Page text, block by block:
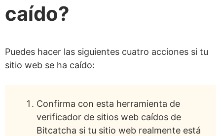
caído?
Puedes hacer las siguientes cuatro acciones si tu
sitio web se ha caído:
Confirma con esta herramienta de
verificador de sitios web caídos de
Bitcatcha si tu sitio web realmente está